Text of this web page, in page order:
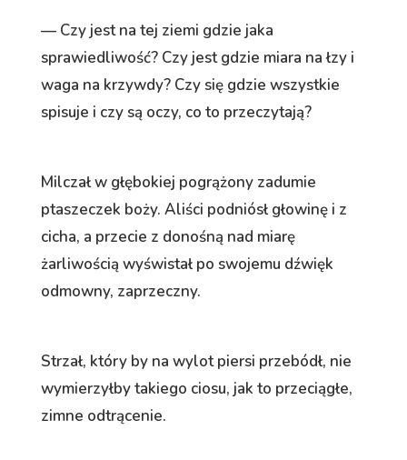
— Czy jest na tej ziemi gdzie jaka
sprawiedliwość? Czy jest gdzie miara na łzy i
waga na krzywdy? Czy się gdzie wszystkie
spisuje i czy są oczy, co to przeczytają?
Milczał w głębokiej pogrążony zadumie
ptaszeczek boży. Aliści podniósł głowinę i z
cicha, a przecie z donośną nad miarę
żarliwością wyświstał po swojemu dźwięk
odmowny, zaprzeczny.
Strzał, który by na wylot piersi przebódł, nie
wymierzyłby takiego ciosu, jak to przeciągłe,
zimne odtrącenie.